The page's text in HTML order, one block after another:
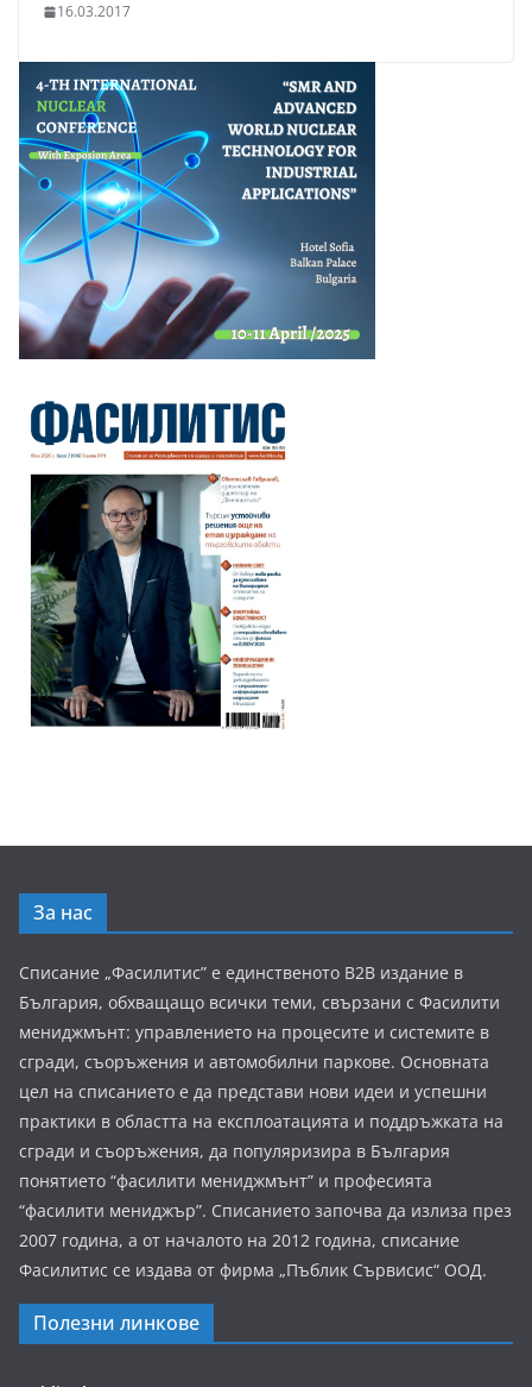
16.03.2017
За нас
Списание „Фасилитис” е единственото B2B издание в
България, обхващащо всички теми, свързани с Фасилити
мениджмънт: управлението на процесите и системите в
сгради, съоръжения и автомобилни паркове. Основната
цел на списанието е да представи нови идеи и успешни
практики в областта на експлоатацията и поддръжката на
сгради и съоръжения, да популяризира в България
понятието “фасилити мениджмънт” и професията
“фасилити мениджър”. Списанието започва да излиза през
2007 година, а от началото на 2012 година, списание
Фасилитис се издава от фирма „Пъблик Сървисис“ ООД.
Полезни линкове